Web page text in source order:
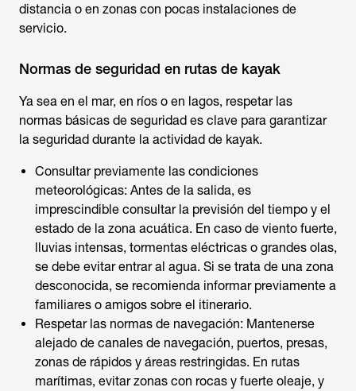
distancia o en zonas con pocas instalaciones de
servicio.
Normas de seguridad en rutas de kayak
Ya sea en el mar, en ríos o en lagos, respetar las
normas básicas de seguridad es clave para garantizar
la seguridad durante la actividad de kayak.
Consultar previamente las condiciones
meteorológicas: Antes de la salida, es
imprescindible consultar la previsión del tiempo y el
estado de la zona acuática. En caso de viento fuerte,
lluvias intensas, tormentas eléctricas o grandes olas,
se debe evitar entrar al agua. Si se trata de una zona
desconocida, se recomienda informar previamente a
familiares o amigos sobre el itinerario.
Respetar las normas de navegación: Mantenerse
alejado de canales de navegación, puertos, presas,
zonas de rápidos y áreas restringidas. En rutas
marítimas, evitar zonas con rocas y fuerte oleaje, y